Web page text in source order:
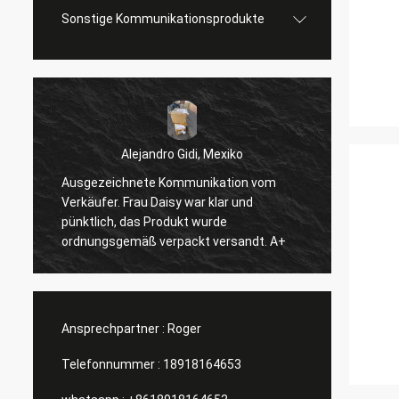
Sonstige Kommunikationsprodukte
Alejandro Gidi, Mexiko
Ausgezeichnete Kommunikation vom
Verkäufer. Frau Daisy war klar und
pünktlich, das Produkt wurde
ordnungsgemäß verpackt versandt. A+
Ansprechpartner : Roger
Telefonnummer : 18918164653